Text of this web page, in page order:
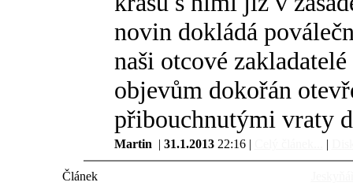
novin dokládá
naši otcové
objevům dokořán
přibouchnutými vraty
Martin | 31.1.201322:16 | |
Článek